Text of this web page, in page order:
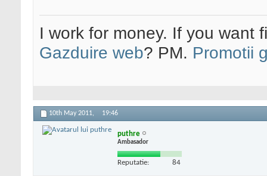
I work for money. If you want
Gazduire web? PM. Promotii
10th May 2011, 19:46
puthre
Ambasador
Reputatie: 84